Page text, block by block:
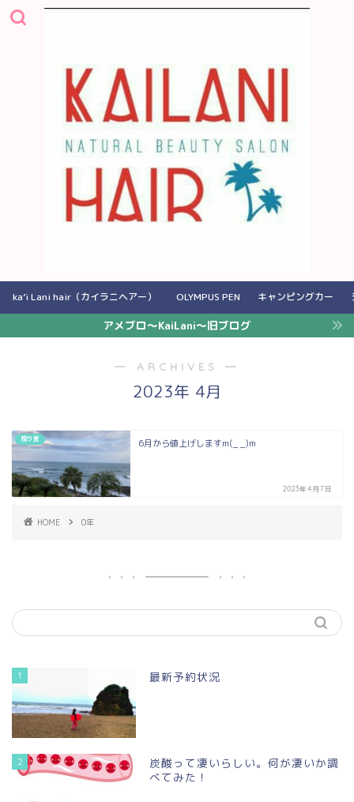
ka’i Lani hair（カイラニヘアー） OLYMPUS PEN キャンピングカー
アメブロ〜KaiLani〜旧ブログ
― ARCHIVES ―
2023年 4月
独り言 6月から値上げしますm(_ _)m
2023年4月7日
HOME 0年
1 最新予約状況
2
炭酸って凄いらしい。何が凄いか調
べてみた！